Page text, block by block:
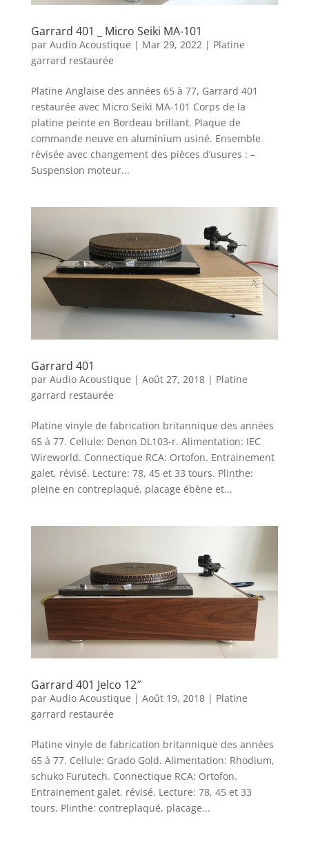
Garrard 401 _ Micro Seiki MA-101
par Audio Acoustique | Mar 29, 2022 | Platine
garrard restaurée
Platine Anglaise des années 65 à 77, Garrard 401
restaurée avec Micro Seiki MA-101 Corps de la
platine peinte en Bordeau brillant. Plaque de
commande neuve en aluminium usiné. Ensemble
révisée avec changement des pièces d’usures : –
Suspension moteur...
Garrard 401
par Audio Acoustique | Août 27, 2018| Platine
garrard restaurée
Platine vinyle de fabrication britannique des années
65 à 77. Cellule: Denon DL103-r. Alimentation: IEC
Wireworld. Connectique RCA: Ortofon. Entrainement
galet, révisé. Lecture: 78, 45 et 33 tours. Plinthe:
pleine en contreplaqué, placage ébène et...
Garrard 401 Jelco 12″
par Audio Acoustique | Août 19, 2018| Platine
garrard restaurée
Platine vinyle de fabrication britannique des années
65 à 77. Cellule: Grado Gold. Alimentation: Rhodium,
schuko Furutech. Connectique RCA: Ortofon.
Entrainement galet, révisé. Lecture: 78, 45 et 33
tours. Plinthe: contreplaqué, placage...